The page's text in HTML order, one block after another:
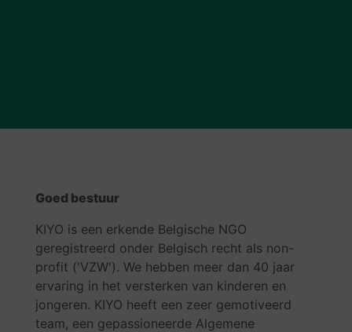
Goed bestuur
KIYO is een erkende Belgische NGO
geregistreerd onder Belgisch recht als non-
profit ('VZW'). We hebben meer dan 40 jaar
ervaring in het versterken van kinderen en
jongeren. KIYO heeft een zeer gemotiveerd
team, een gepassioneerde Algemene